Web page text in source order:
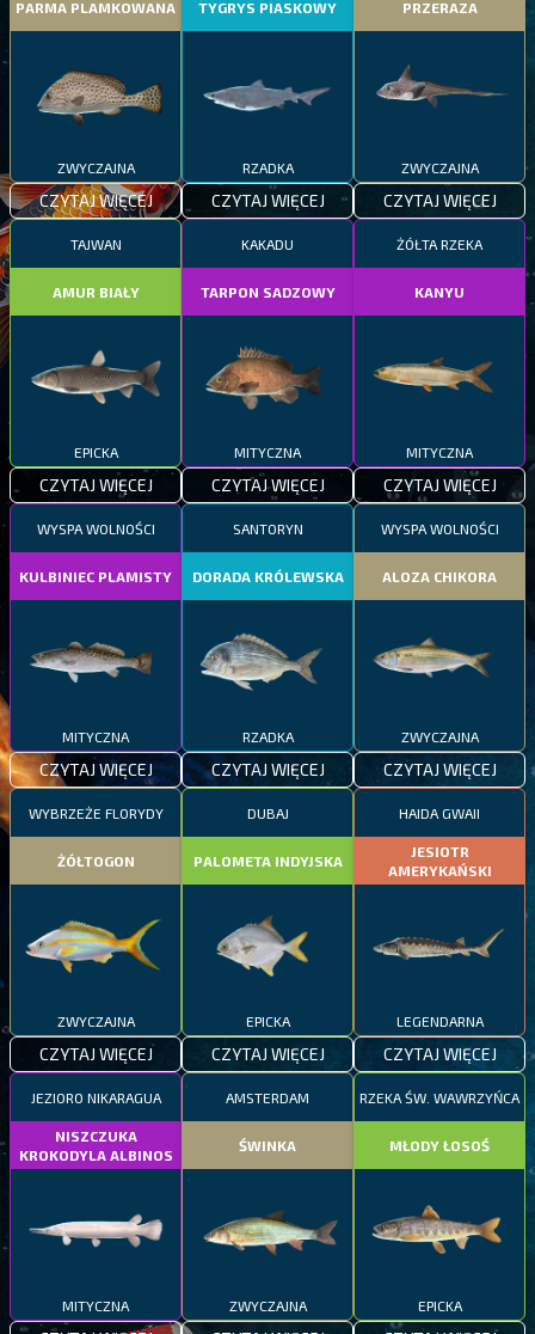
PARMA PLAMKOWANA
ZWYCZAJNA
CZYTAJ WIĘCEJ
TYGRYS PIASKOWY
RZADKA
CZYTAJ WIĘCEJ
PRZERAZA
ZWYCZAJNA
CZYTAJ WIĘCEJ
TAJWAN
AMUR BIAŁY
EPICKA
CZYTAJ WIĘCEJ
KAKADU
TARPON SADZOWY
MITYCZNA
CZYTAJ WIĘCEJ
ŻÓŁTA RZEKA
KANYU
MITYCZNA
CZYTAJ WIĘCEJ
WYSPA WOLNOŚCI
KULBINIEC PLAMISTY
MITYCZNA
CZYTAJ WIĘCEJ
SANTORYN
DORADA KRÓLEWSKA
RZADKA
CZYTAJ WIĘCEJ
WYSPA WOLNOŚCI
ALOZA CHIKORA
ZWYCZAJNA
CZYTAJ WIĘCEJ
WYBRZEŻE FLORYDY
ŻÓŁTOGON
ZWYCZAJNA
CZYTAJ WIĘCEJ
DUBAJ
PALOMETA INDYJSKA
EPICKA
CZYTAJ WIĘCEJ
HAIDA GWAII
JESIOTR
AMERYKAŃSKI
LEGENDARNA
CZYTAJ WIĘCEJ
JEZIORO NIKARAGUA
NISZCZUKA
KROKODYLA ALBINOS
MITYCZNA
AMSTERDAM
ŚWINKA
ZWYCZAJNA
RZEKA ŚW. WAWRZYŃCA
MŁODY ŁOSOŚ
EPICKA